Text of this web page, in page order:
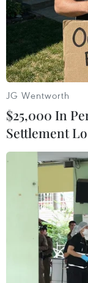
#Càphê #Ẩm
#Trải nghiệm
JG Wentworth
$25,000 In
Settlement